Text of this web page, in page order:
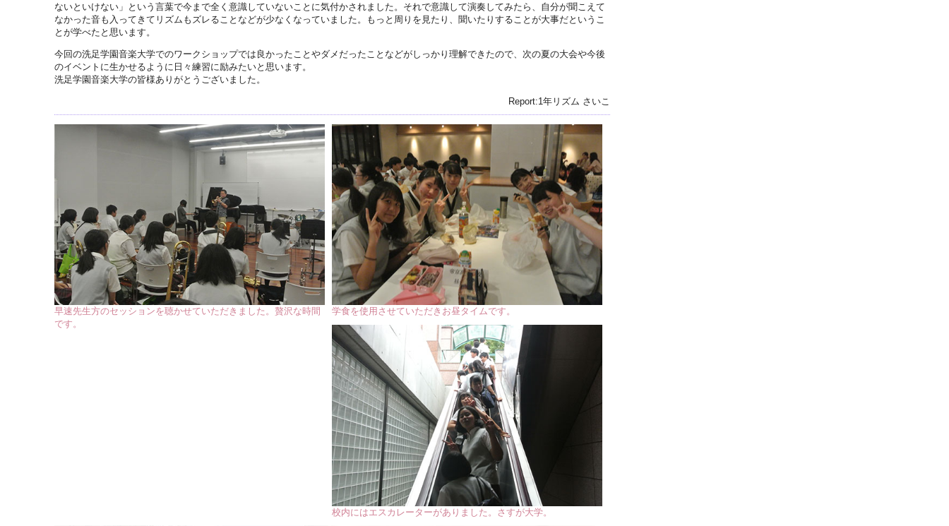
ないといけない」という言葉で今まで全く意識していないことに気付かされました。それで意識して演奏してみたら、自分が聞こえて
なかった音も入ってきてリズムもズレることなどが少なくなっていました。もっと周りを見たり、聞いたりすることが大事だというこ
とが学べたと思います。
今回の洗足学園音楽大学でのワークショップでは良かったことやダメだったことなどがしっかり理解できたので、次の夏の大会や今後
のイベントに生かせるように日々練習に励みたいと思います。
洗足学園音楽大学の皆様ありがとうございました。
Report:1年リズム さいこ
早速先生方のセッションを聴かせていただきました。贅沢な時間
です。
学食を使用させていただきお昼タイムです。
校内にはエスカレーターがありました。さすが大学。